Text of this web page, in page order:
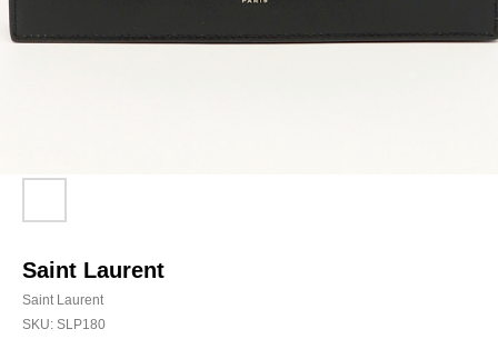
Saint Laurent
Saint Laurent
SKU: SLP180